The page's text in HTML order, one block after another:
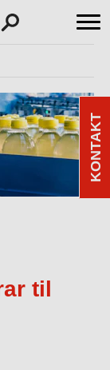
til
KONTAKT